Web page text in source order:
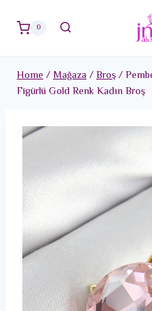
0
Home/Mağaza/Broş/
Figürlü Gold Renk Kadın Broş